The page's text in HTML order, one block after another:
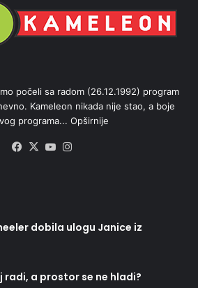
počeli sa radom (26.12.1992) program
Kameleon nikada nije stao, a boje
programa... Opširnije
Facebook
X YouTube
dobila ulogu Janice iz
radi, a prostor se ne hladi?